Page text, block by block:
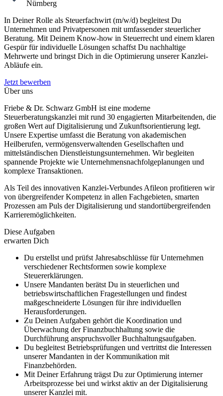
Nürnberg
In Deiner Rolle als Steuerfachwirt (m/w/d) begleitest Du
Unternehmen und Privatpersonen mit umfassender steuerlicher
Beratung. Mit Deinem Know-how in Steuerrecht und einem klaren
Gespür für individuelle Lösungen schaffst Du nachhaltige
Mehrwerte und bringst Dich in die Optimierung unserer Kanzlei-
Abläufe ein.
Jetzt bewerben
Über uns
Friebe & Dr. Schwarz GmbH ist eine moderne
Steuerberatungskanzlei mit rund 30 engagierten Mitarbeitenden, die
großen Wert auf Digitalisierung und Zukunftsorientierung legt.
Unsere Expertise umfasst die Beratung von akademischen
Heilberufen, vermögensverwaltenden Gesellschaften und
mittelständischen Dienstleistungsunternehmen. Wir begleiten
spannende Projekte wie Unternehmensnachfolgeplanungen und
komplexe Transaktionen.
Als Teil des innovativen Kanzlei-Verbundes Afileon profitieren wir
von übergreifender Kompetenz in allen Fachgebieten, smarten
Prozessen am Puls der Digitalisierung und standortübergreifenden
Karrieremöglichkeiten.
Diese Aufgaben
erwarten Dich
Du erstellst und prüfst Jahresabschlüsse für Unternehmen
verschiedener Rechtsformen sowie komplexe
Steuererklärungen.
Unsere Mandanten berätst Du in steuerlichen und
betriebswirtschaftlichen Fragestellungen und findest
maßgeschneiderte Lösungen für ihre individuellen
Herausforderungen.
Zu Deinen Aufgaben gehört die Koordination und
Überwachung der Finanzbuchhaltung sowie die
Durchführung anspruchsvoller Buchhaltungsaufgaben.
Du begleitest Betriebsprüfungen und vertrittst die Interessen
unserer Mandanten in der Kommunikation mit
Finanzbehörden.
Mit Deiner Erfahrung trägst Du zur Optimierung interner
Arbeitsprozesse bei und wirkst aktiv an der Digitalisierung
unserer Kanzlei mit.